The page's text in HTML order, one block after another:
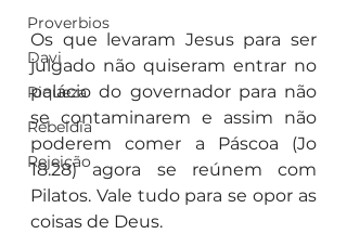
Proverbios
Davi
Riqueza
Rebeldia
Rejeição
Os que levaram Jesus para ser
julgado não quiseram entrar no
palácio do governador para não
se contaminarem e assim não
poderem comer a Páscoa (Jo
18.28) agora se reúnem com
Pilatos. Vale tudo para se opor as
coisas de Deus.